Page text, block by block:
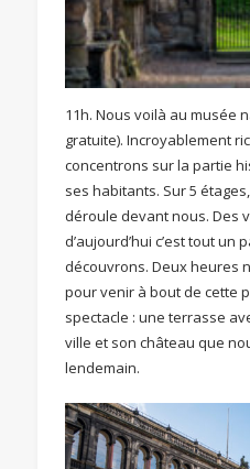
11h. Nous voilà au musée
gratuite). Incroyablement
concentrons sur la partie
ses habitants. Sur 5
déroule devant nous. Des
d’aujourd’hui c’est tout un
découvrons. Deux heures
pour venir à bout de cette
spectacle : une terrasse
ville et son château que
lendemain.